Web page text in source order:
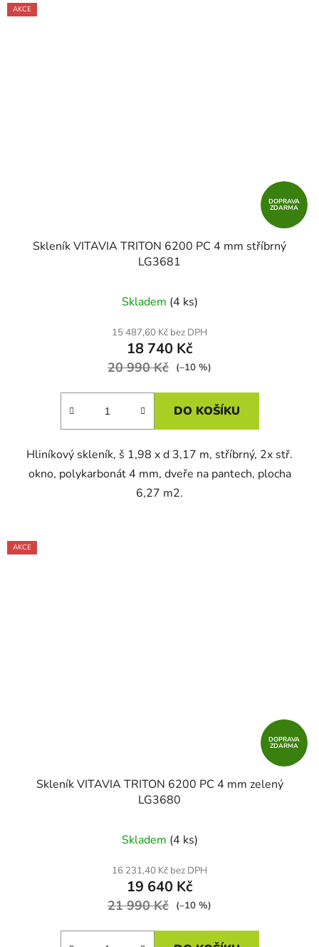
AKCE
DOPRAVA
ZDARMA
Skleník VITAVIA TRITON 6200 PC 4 mm stříbrný
LG3681
Skladem (4 ks)
15 487,60 Kč bez DPH
18 740 Kč
20 990 Kč (–10 %)
DO KOŠÍKU
Hliníkový skleník, š 1,98 x d 3,17 m, stříbrný, 2x stř.
okno, polykarbonát 4 mm, dveře na pantech, plocha
6,27 m2.
AKCE
DOPRAVA
ZDARMA
Skleník VITAVIA TRITON 6200 PC 4 mm zelený
LG3680
Skladem (4 ks)
16 231,40 Kč bez DPH
19 640 Kč
21 990 Kč (–10 %)